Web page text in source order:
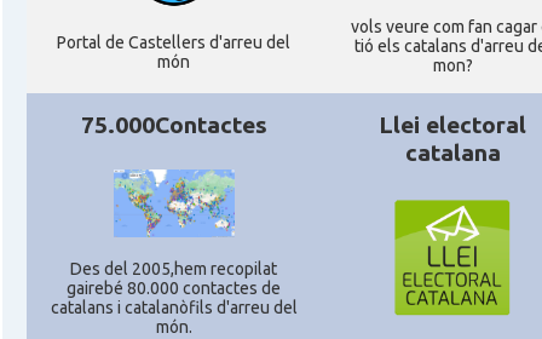
Catalans a WISCONSIN
CAMON Catalans a WYOMING
Casal
American Institute for Catalan Studies
Casal Casal Català de Minnesota
Portal de Castellers d'arreu del
món
vols veure com fan cagar
tió els catalans d'arreu
mon?
75.000Contactes
Des del 2005,hem recopilat
gairebé 80.000 contactes de
catalans i catalanòfils d'arreu del
món.
Llei electoral
catalana